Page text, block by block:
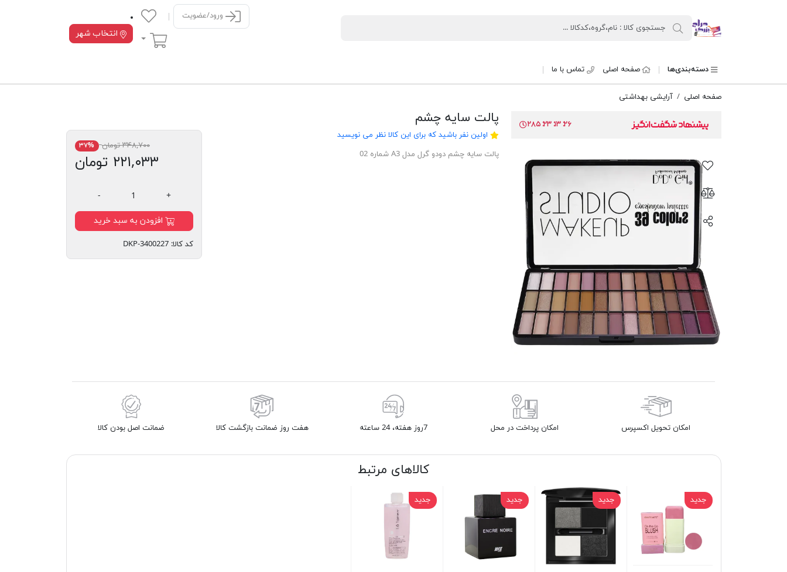
حراج بزرگ
ورود/عضویت
سبد خرید انتخاب شهر
دسته‌بندی‌ها صفحه اصلی تماس با ما
صفحه اصلی آرایشی بهداشتیپالت سایه چشم
۲۸۵ ۲۳ ۱۳ ۲۵ پالت سایه چشم
اولین نفر باشید که برای این کالا نظر می نویسید
پالت سایه چشم دودو گرل مدل A3 شماره 02
۳۴۸,۷۰۰ تومان ۳۷%
۲۲۱,۰۳۳ تومان
- +
افزودن به سبد خرید
کد کالا: DKP-3400227
امکان تحویل اکسپرس امکان پرداخت در محل 7روز هفته، 24 ساعته هفت روز ضمانت بازگشت کالا ضمانت اصل بودن کالا
کالاهای مرتبط
جدید جدید جدید جدید